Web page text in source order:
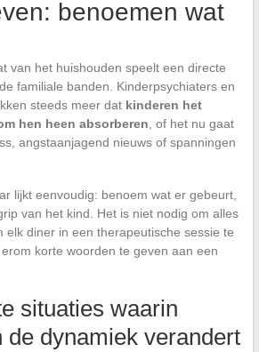
benoemen wat
van het huishouden speelt een directe
familiale banden. Kinderpsychiaters en
steeds meer dat kinderen het
hen heen absorberen , of het nu gaat
angstaanjagend nieuws of spanningen
lijkt eenvoudig: benoem wat er gebeurt,
van het kind. Het is niet nodig om alles
elk diner in een therapeutische sessie te
korte woorden te geven aan een
situaties waarin
de dynamiek verandert